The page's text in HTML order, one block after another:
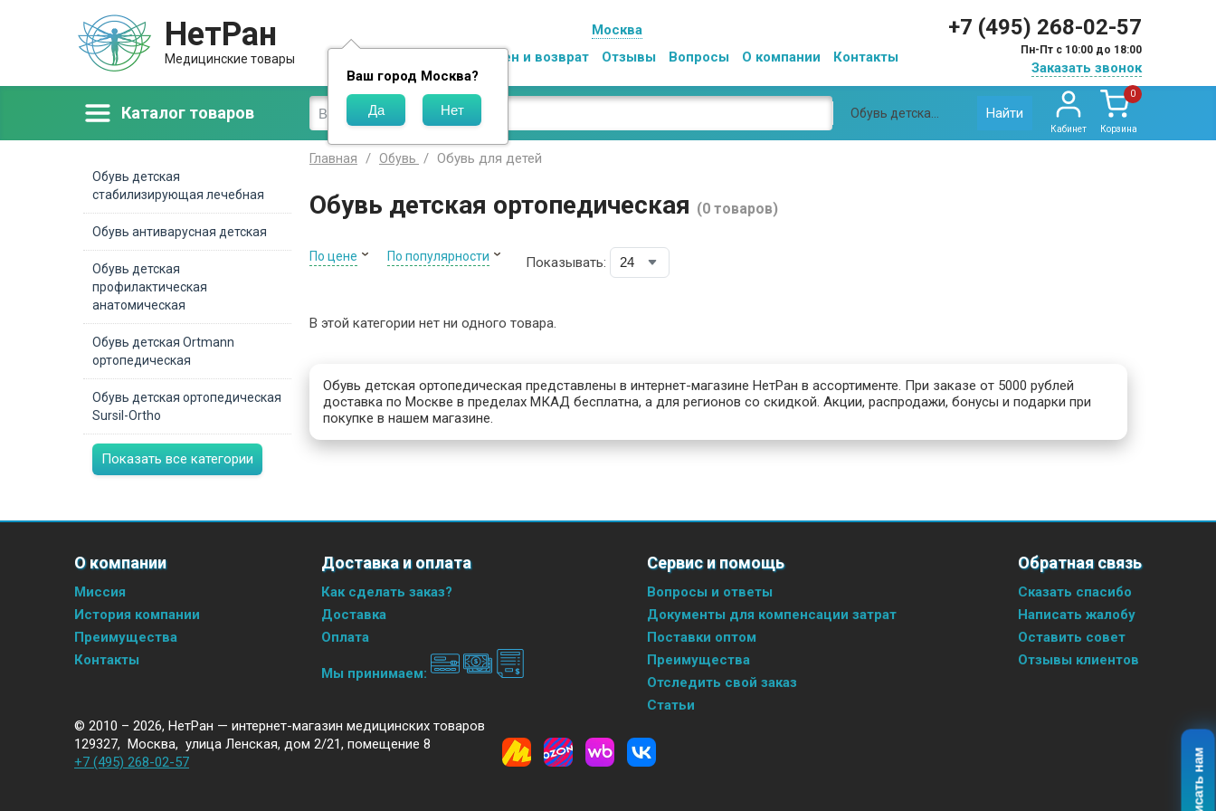
НетРан
Медицинские товары
Москва
Ваш город Москва?
Обмен и возврат Отзывы Вопросы О компании Контакты
+7 (495) 268-02-57
Пн-Пт с 10:00 до 18:00
Заказать звонок
Каталог товаров Найти
Кабинет
0
Корзина
Обувь детская
стабилизирующая лечебная
Обувь антиварусная детская
Обувь детская
профилактическая
анатомическая
Обувь детская Ortmann
ортопедическая
Обувь детская ортопедическая
Sursil-Ortho
Показать все категории
Главная Обувь Обувь для детей
Обувь детская ортопедическая (0 товаров)
По цене По популярности Показывать:
В этой категории нет ни одного товара.
Обувь детская ортопедическая представлены в интернет-магазине НетРан в ассортименте. При заказе от 5000 рублей
доставка по Москве в пределах МКАД бесплатна, а для регионов со скидкой. Акции, распродажи, бонусы и подарки при
покупке в нашем магазине.
О компании
Миссия
История компании
Преимущества
Контакты
Доставка и оплата
Как сделать заказ?
Доставка
Оплата
Мы принимаем:
Сервис и помощь
Вопросы и ответы
Документы для компенсации затрат
Поставки оптом
Преимущества
Отследить свой заказ
Статьи
Обратная связь
Сказать спасибо
Написать жалобу
Оставить совет
Отзывы клиентов
© 2010 – 2026, НетРан — интернет-магазин медицинских товаров
129327, Москва, улица Ленская, дом 2/21, помещение 8
+7 (495) 268-02-57